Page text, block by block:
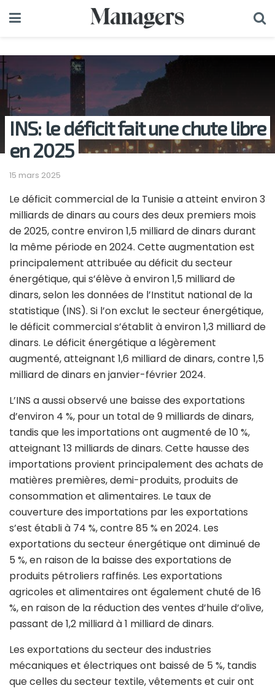
INS: le déficit fait une chute libre
en 2025
15 mars 2025
Le déficit commercial de la Tunisie a atteint environ 3
milliards de dinars au cours des deux premiers mois
de 2025, contre environ 1,5 milliard de dinars durant
la même période en 2024. Cette augmentation est
principalement attribuée au déficit du secteur
énergétique, qui s’élève à environ 1,5 milliard de
dinars, selon les données de l’Institut national de la
statistique (INS). Si l’on exclut le secteur énergétique,
le déficit commercial s’établit à environ 1,3 milliard de
dinars. Le déficit énergétique a légèrement
augmenté, atteignant 1,6 milliard de dinars, contre 1,5
milliard de dinars en janvier-février 2024.
L’INS a aussi observé une baisse des exportations
d’environ 4 %, pour un total de 9 milliards de dinars,
tandis que les importations ont augmenté de 10 %,
atteignant 13 milliards de dinars. Cette hausse des
importations provient principalement des achats de
matières premières, demi-produits, produits de
consommation et alimentaires. Le taux de
couverture des importations par les exportations
s’est établi à 74 %, contre 85 % en 2024. Les
exportations du secteur énergétique ont diminué de
5 %, en raison de la baisse des exportations de
produits pétroliers raffinés. Les exportations
agricoles et alimentaires ont également chuté de 16
%, en raison de la réduction des ventes d’huile d’olive,
passant de 1,2 milliard à 1 milliard de dinars.
Les exportations du secteur des industries
mécaniques et électriques ont baissé de 5 %, tandis
que celles du secteur textile, vêtements et cuir ont